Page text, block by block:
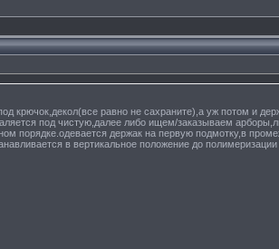
крючок,декол(все равно не сахраните),а уж потом и
под чистую,далее либо ищем/заказываем
порядке.одевается держак на первую подмотку,в
в вертикальное положение до